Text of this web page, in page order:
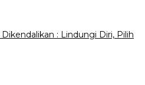
: Lindungi Diri, Pilih